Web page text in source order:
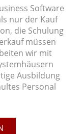
Software
nur der Kauf
die Schulung
müssen
wir mit
Ausbildung
Personal